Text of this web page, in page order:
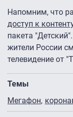
Напомним, что
доступ к
пакета
жители России
телевидение от
Темы
Мегафон